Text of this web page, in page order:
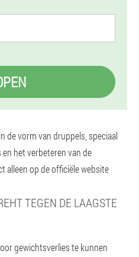
de vorm van druppels, speciaal
het verbeteren van de
alleen op de officiële website
TEGEN DE LAAGSTE
gewichtsverlies te kunnen